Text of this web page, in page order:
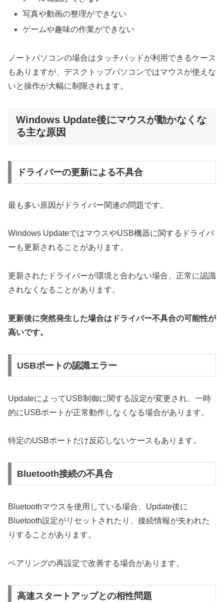
写真や動画の整理ができない
ゲームや趣味の作業ができない
ノートパソコンの場合はタッチパッドが利用できるケース
もありますが、デスクトップパソコンではマウスが使えな
いと操作が大幅に制限されます。
Windows Update後にマウスが動かなくな
る主な原因
ドライバーの更新による不具合
最も多い原因がドライバー関連の問題です。
Windows UpdateではマウスやUSB機器に関するドライバ
ーも更新されることがあります。
更新されたドライバーが環境と合わない場合、正常に認識
されなくなることがあります。
更新後に突然発生した場合はドライバー不具合の可能性が
高いです。
USBポートの認識エラー
UpdateによってUSB制御に関する設定が変更され、一時
的にUSBポートが正常動作しなくなる場合があります。
特定のUSBポートだけ反応しないケースもあります。
Bluetooth接続の不具合
Bluetoothマウスを使用している場合、Update後に
Bluetooth設定がリセットされたり、接続情報が失われた
りすることがあります。
ペアリングの再設定で改善する場合があります。
高速スタートアップとの相性問題